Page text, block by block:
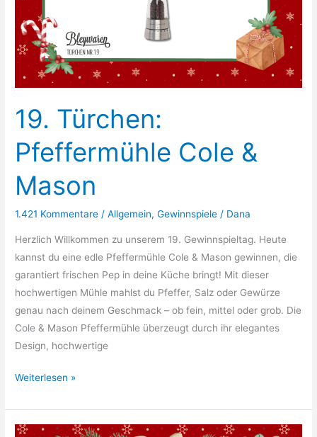
19. Türchen:
Pfeffermühle Cole &
Mason
1.421 Kommentare /Allgemein,Gewinnspiele / Dana
Herzlich Willkommen zu unserem 19. Gewinnspieltag. Heute
kannst du eine edle Pfeffermühle Cole & Mason gewinnen, die
garantiert frischen Pep in deine Küche bringt! Mit dieser
hochwertigen Mühle mahlst du Pfeffer, Salz oder Gewürze
genau nach deinem Geschmack – ob fein, mittel oder grob. Die
Cole & Mason Pfeffermühle überzeugt durch ihr elegantes
Design, hochwertige
19.
Pfeffermühle
Cole
Weiterlesen »